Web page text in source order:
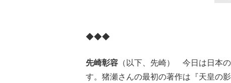
◆◆◆
先崎彰容 （以下、先崎） 今日は日本
す。猪瀬さんの最初の著作は『天皇の